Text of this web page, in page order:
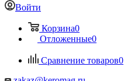
Войти
Корзина0
Отложенные0
Сравнение товаров0